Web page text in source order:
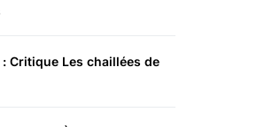
: Critique Les chaillées de